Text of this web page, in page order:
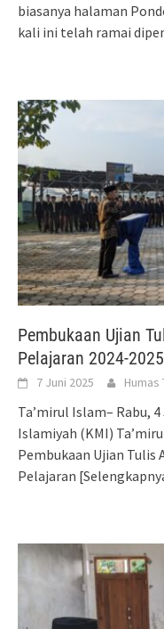
biasanya halaman
kali ini telah ramai
Pembukaan Ujian
Pelajaran 2024-2025
7 Juni 2025 Humas
Ta’mirul Islam– Rabu,
Islamiyah (KMI)
Pembukaan Ujian Tulis
Pelajaran